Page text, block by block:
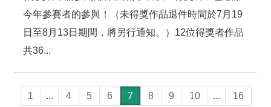
今年參賽者的參與！（未得獎作品退件時間於7月19
日至8月13日期間，將另行通知。）12位得獎者作品
共36...
1 ... 4 5 6 7 8 9 10 ... 16